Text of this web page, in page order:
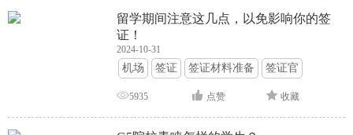
留学期间注意这几点，以免影响你的签
证！
2024-10-31
机场 签证 签证材料准备 签证官
签证面试 签证申请攻略
5935 点赞 收藏